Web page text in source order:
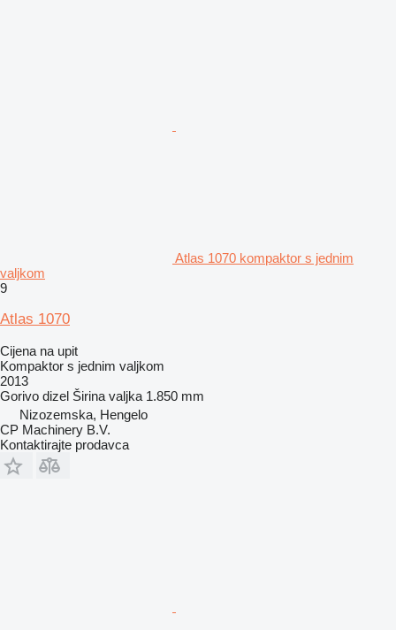
Atlas 1070 kompaktor s jednim
valjkom
9
Atlas 1070
Cijena na upit
Kompaktor s jednim valjkom
2013
Gorivo dizel Širina valjka 1.850 mm
Nizozemska, Hengelo
CP Machinery B.V.
Kontaktirajte prodavca